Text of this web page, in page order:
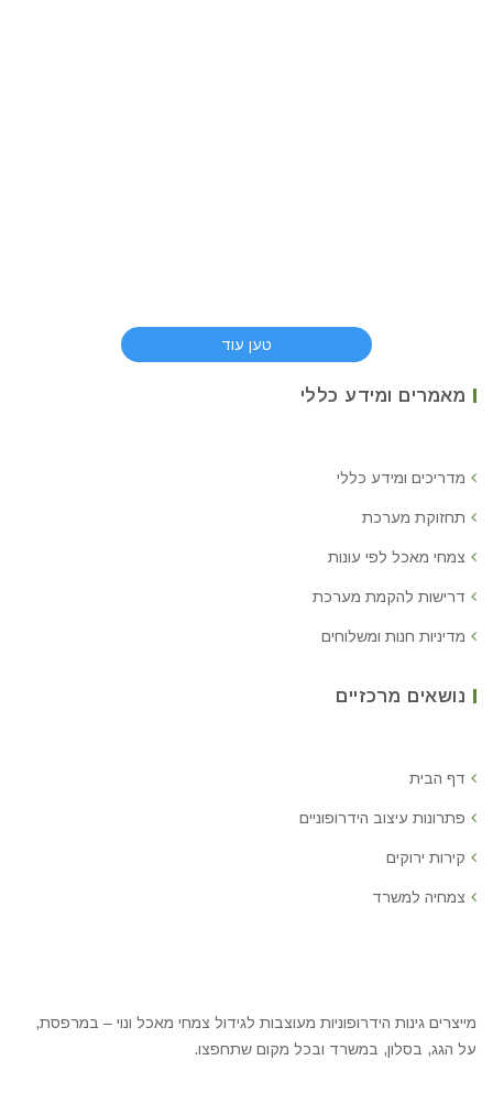
טען עוד
מאמרים ומידע כללי
מדריכים ומידע כללי
תחזוקת מערכת
צמחי מאכל לפי עונות
דרישות להקמת מערכת
מדיניות חנות ומשלוחים
נושאים מרכזיים
דף הבית
פתרונות עיצוב הידרופוניים
קירות ירוקים
צמחיה למשרד
מייצרים גינות הידרופוניות מעוצבות לגידול צמחי מאכל ונוי – במרפסת,
על הגג, בסלון, במשרד ובכל מקום שתחפצו.